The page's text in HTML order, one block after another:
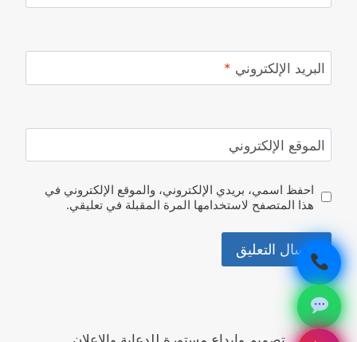
البريد الإلكتروني *
الموقع الإلكتروني
احفظ اسمي، بريدي الإلكتروني، والموقع الإلكتروني في
هذا المتصفح لاستخدامها المرة المقبلة في تعليقي.